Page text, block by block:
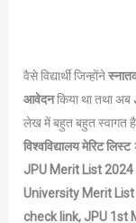
वैसे विद्यार्थी जिन्होंने
आवेदनकिया था तथा अब
लेख में बहुत बहुत
विश्वविद्यालय मेरिट
JPU Merit List
University Merit
check link, JPU 1st